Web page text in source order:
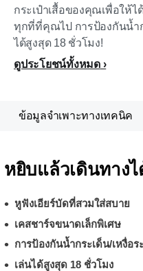
กระเป๋าเสื้อของคุณเพื่อให้ไ
ทุกที่ที่คุณไป การป้องกันน้ำก
ได้สูงสุด 18 ชั่วโมง!
ดูประโยชน์ทั้งหมด
ข้อมูลจำเพาะทางเทคนิค
หยิบแล้วเดินทางไ
หูฟังเอียร์บัดที่สวมใส่สบาย
เคสชาร์จขนาดเล็กพิเศษ
การป้องกันน้ำกระเด็น/เหงื่อร
เล่นได้สูงสุด 18 ชั่วโมง